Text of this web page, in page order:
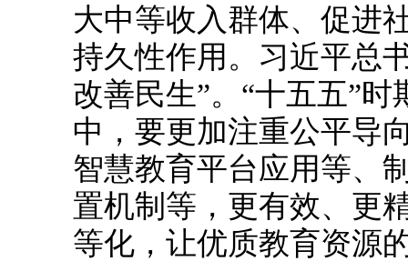
大中等收入群体、促进
持久性作用。习近平总
改善民生”。“十五五”
中，要更加注重公平导
智慧教育平台应用等、
置机制等，更有效、更
等化，让优质教育资源